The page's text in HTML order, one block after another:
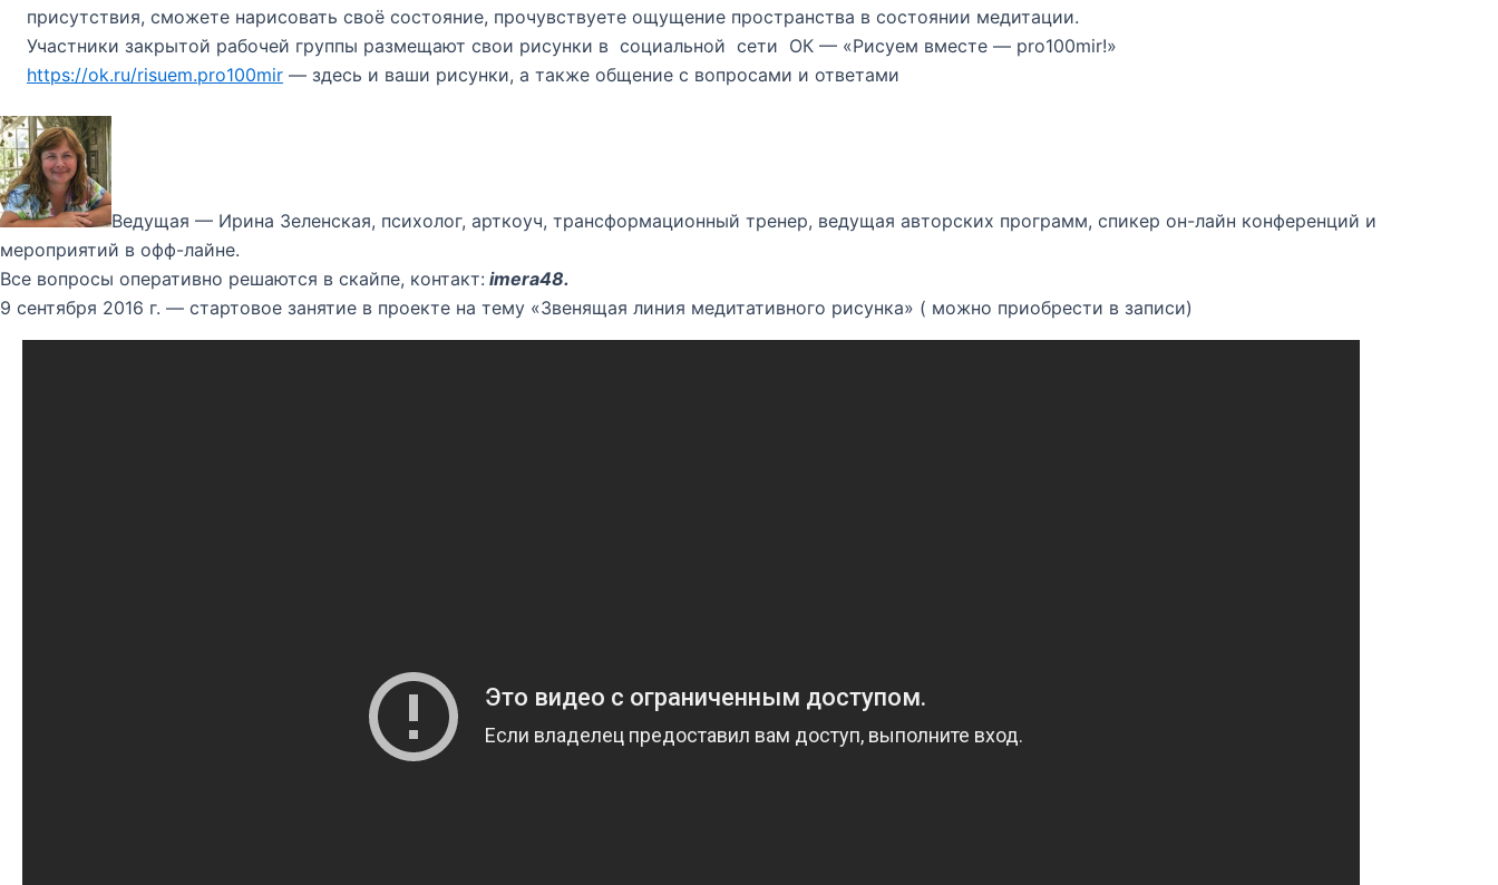
присутствия, сможете нарисовать своё состояние, прочувствуете ощущение пространства в состоянии медитации.
Участники закрытой рабочей группы размещают свои рисунки в социальной сети ОК — «Рисуем вместе — pro100mir!»
https://ok.ru/risuem.pro100mir — здесь и ваши рисунки, а также общение с вопросами и ответами
Ведущая — Ирина Зеленская, психолог, арткоуч, трансформационный тренер, ведущая авторских программ, спикер он-лайн конференций и
мероприятий в офф-лайне.
Все вопросы оперативно решаются в скайпе, контакт: imera48.
9 сентября 2016 г. — стартовое занятие в проекте на тему «Звенящая линия медитативного рисунка» ( можно приобрести в записи)